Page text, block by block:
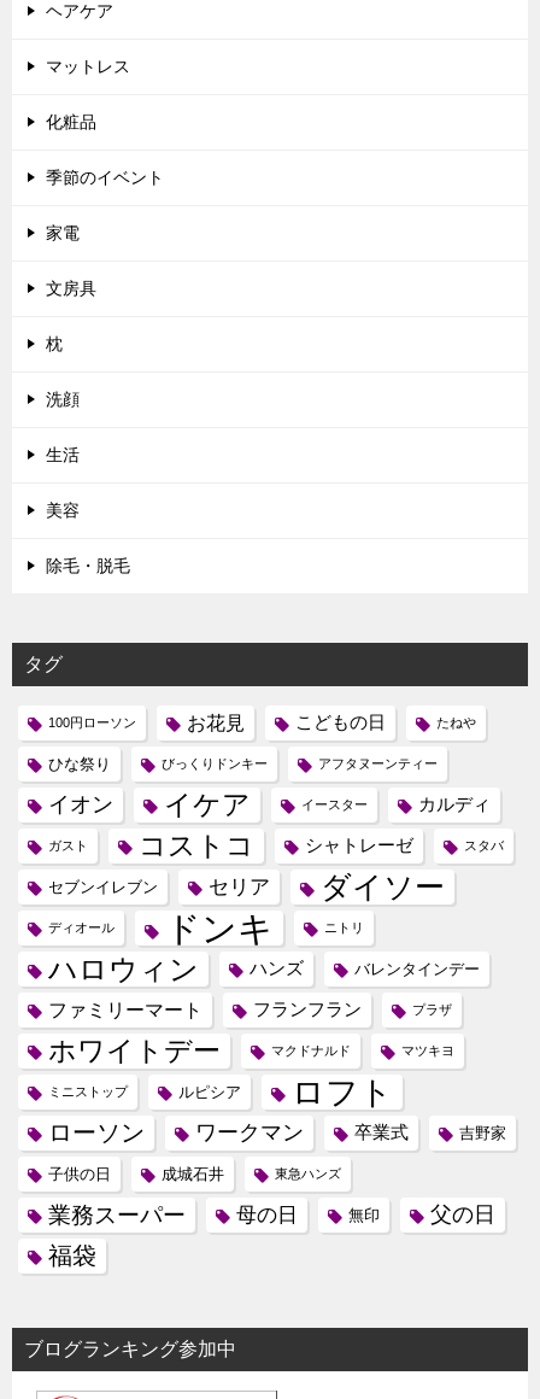
ヘアケア
マットレス
化粧品
季節のイベント
家電
文房具
枕
洗顔
生活
美容
除毛・脱毛
タグ
100円ローソン お花見 こどもの日 たねや
ひな祭り びっくりドンキー アフタヌーンティー
イオン イケア イースター カルディ
ガスト コストコ シャトレーゼ スタバ
セブンイレブン セリア ダイソー
ディオール ドンキ ニトリ
ハロウィン ハンズ バレンタインデー
ファミリーマート フランフラン プラザ
ホワイトデー マクドナルド マツキヨ
ミニストップ ルピシア ロフト
ローソン ワークマン 卒業式 吉野家
子供の日 成城石井 東急ハンズ
業務スーパー 母の日 無印 父の日
福袋
ブログランキング参加中